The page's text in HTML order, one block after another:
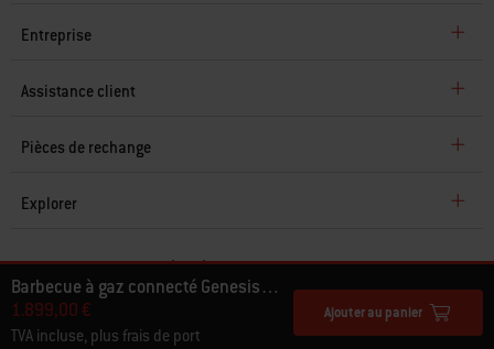
Barbecue à gaz connecté Genesis EPX-335
1.899,00 €
TVA incluse, plus frais de port
Ajouter au panier
Entreprise
Assistance client
Pièces de rechange
Explorer
© 2026 Weber. Tous droits réservés.